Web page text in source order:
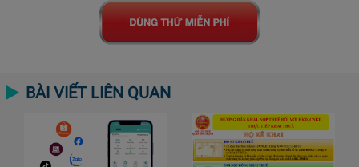
BÀI VIẾT LIÊN QUAN